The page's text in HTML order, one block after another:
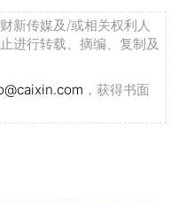
新传媒及/或相关权利人
进行转载、摘编、复制及
，获得书面